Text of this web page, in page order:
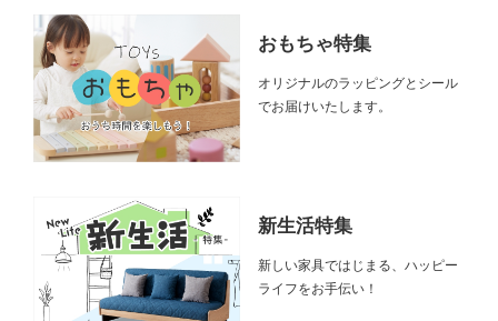
おもちゃ特集
オリジナルのラッピングとシール
でお届けいたします。
新生活特集
新しい家具ではじまる、ハッピー
ライフをお手伝い！